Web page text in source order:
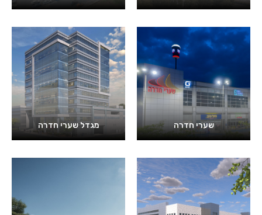
שערי חדרה מגדל שערי חדרה